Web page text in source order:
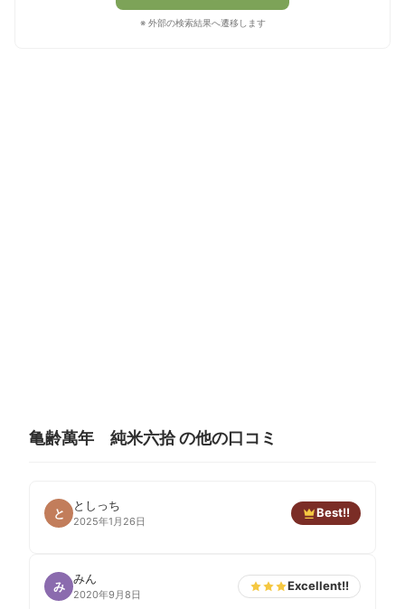
※ 外部の検索結果へ遷移します
亀齢萬年 純米六拾 の他の口コミ
と
としっち
2025年1月26日
Best!!
み
みん
2020年9月8日
Excellent!!